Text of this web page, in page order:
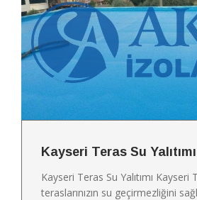
Kayseri Teras Su Yalıtımı
Kayseri Teras Su Yalıtımı Kayseri
teraslarınızın su geçirmezliğini